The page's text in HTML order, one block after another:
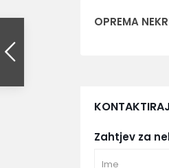
OPREMA
Zahtjev za